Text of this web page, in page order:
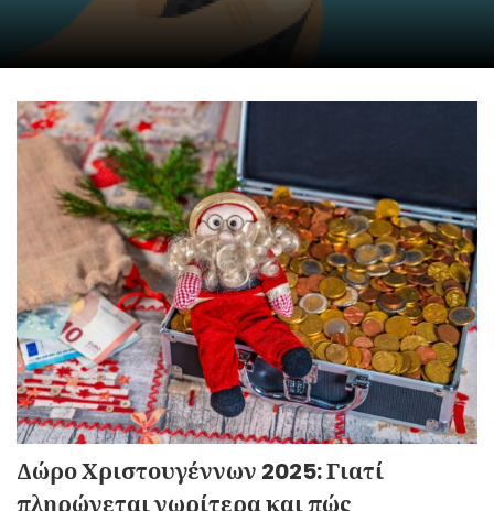
Δώρο Χριστουγέννων 2025: Γιατί
πληρώνεται νωρίτερα και πώς